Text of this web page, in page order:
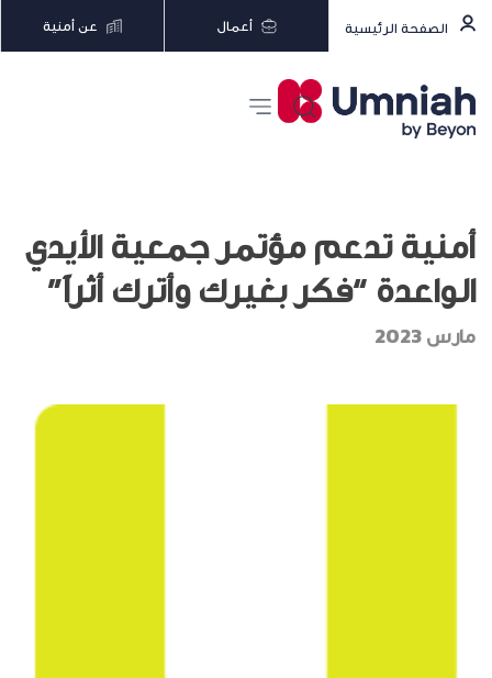
الصفحة الرئيسية أعمال عن أمنية
أمنية تدعم مؤتمر جمعية الأيدي
الواعدة “فكر بغيرك وأترك أثراً”
مارس 2023